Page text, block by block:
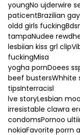
youngNo ujderwire
paticentBrazilian
oldd girls
tampaNudee
lesbiian kiss grl
fuckingMisa
yogha pornDoees
beef bustersWhhite
tipsInterracisl
lve storyLesbian
irresistable clawra
condomsPornoo
nokiaFavorite porrn